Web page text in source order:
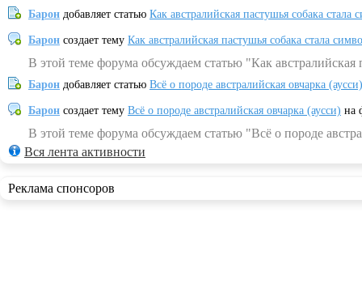
Барон добавляет статью Как австралийская пастушья собака
Барон создает тему Как австралийская пастушья собака стала
В этой теме форума обсуждаем статью "Как
Барон добавляет статью Всё о породе австралийская овчарка (аусси)
Барон создает тему Всё о породе австралийская овчарка (аусси) на
В этой теме форума обсуждаем статью "Всё о породе
Вся лента активности
Реклама спонсоров